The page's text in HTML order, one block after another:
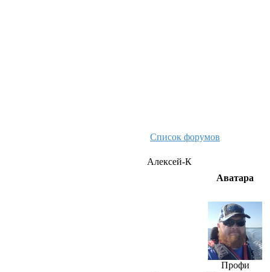
Список форумов
Алексей-К
Аватара
Профи